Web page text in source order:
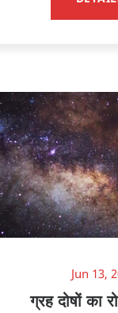
Jun 13,
ग्रह दोषों का